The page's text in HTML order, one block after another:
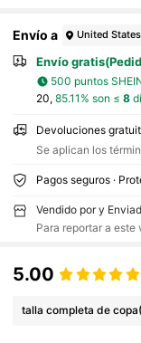
Envío a United States
Envío
500 puntos
20, 85.11% son ≤ 8
Devoluciones
Se aplican los
Pagos seguros ·
Vendido por y
Para reportar a
5.00
talla completa de copa